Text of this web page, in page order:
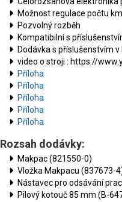
Možnost regulace počtu
Pozvolný rozběh
Kompatibilní s
Dodávka s příslušenstvím
video o stroji : https://
Příloha
Příloha
Příloha
Příloha
Příloha
Rozsah dodávky:
Makpac (821550-0)
Vložka Makpacu (837673-
Nástavec pro odsávání
Pilový kotouč 85 mm (B-